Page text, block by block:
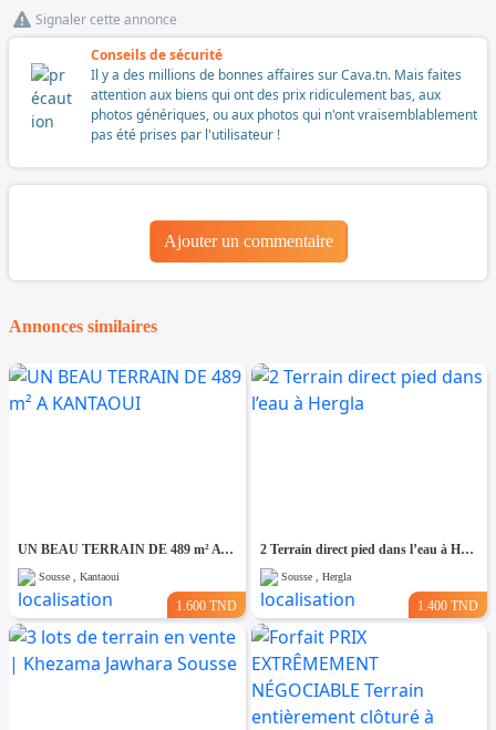
Signaler cette annonce
Conseils de sécurité
Il y a des millions de bonnes affaires sur Cava.tn. Mais faites
attention aux biens qui ont des prix ridiculement bas, aux
photos génériques, ou aux photos qui n'ont vraisemblablement
pas été prises par l'utilisateur !
Ajouter un commentaire
Annonces similaires
UN BEAU TERRAIN DE 489 m² A KANTAOUI
Sousse , Kantaoui
1.600 TND
2 Terrain direct pied dans l’eau à Hergla
Sousse , Hergla
1.400 TND